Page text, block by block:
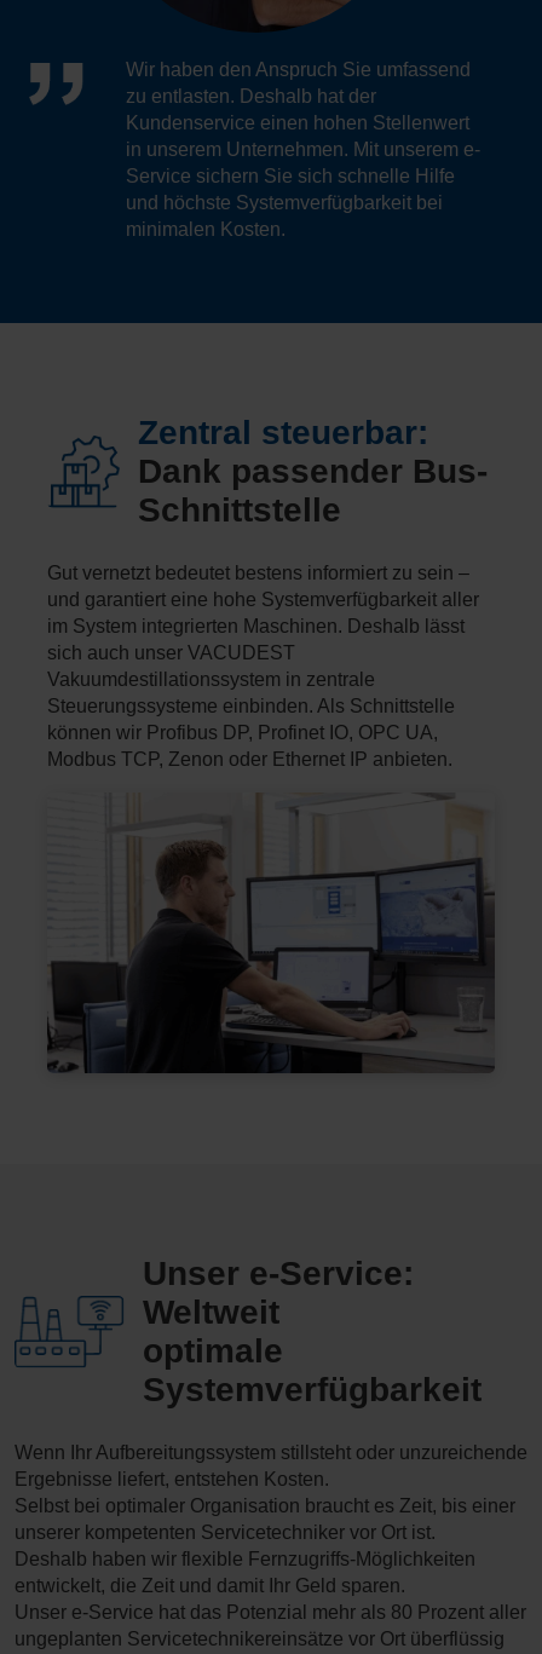
Wir haben den Anspruch Sie umfassend
zu entlasten. Deshalb hat der
Kundenservice einen hohen Stellenwert
in unserem Unternehmen. Mit unserem e-
Service sichern Sie sich schnelle Hilfe
und höchste Systemverfügbarkeit bei
minimalen Kosten.
Zentral steuerbar:
Dank passender Bus-
Schnittstelle
Gut vernetzt bedeutet bestens informiert zu sein –
und garantiert eine hohe Systemverfügbarkeit aller
im System integrierten Maschinen. Deshalb lässt
sich auch unser VACUDEST
Vakuumdestillationssystem in zentrale
Steuerungssysteme einbinden. Als Schnittstelle
können wir Profibus DP, Profinet IO, OPC UA,
Modbus TCP, Zenon oder Ethernet IP anbieten.
Unser e-Service:
Weltweit
optimale
Systemverfügbarkeit
Wenn Ihr Aufbereitungssystem stillsteht oder unzureichende
Ergebnisse liefert, entstehen Kosten.
Selbst bei optimaler Organisation braucht es Zeit, bis einer
unserer kompetenten Servicetechniker vor Ort ist.
Deshalb haben wir flexible Fernzugriffs-Möglichkeiten
entwickelt, die Zeit und damit Ihr Geld sparen.
Unser e-Service hat das Potenzial mehr als 80 Prozent aller
ungeplanten Servicetechnikereinsätze vor Ort überflüssig